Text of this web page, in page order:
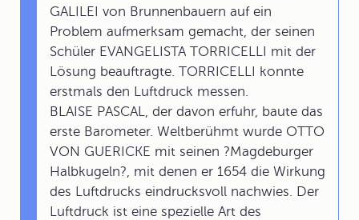
GALILEI von Brunnenbauern auf ein
Problem aufmerksam gemacht, der seinen
Schüler EVANGELISTA TORRICELLI mit der
Lösung beauftragte. TORRICELLI konnte
erstmals den Luftdruck messen.
BLAISE PASCAL, der davon erfuhr, baute das
erste Barometer. Weltberühmt wurde OTTO
VON GUERICKE mit seinen ?Magdeburger
Halbkugeln?, mit denen er 1654 die Wirkung
des Luftdrucks eindrucksvoll nachwies. Der
Luftdruck ist eine spezielle Art des